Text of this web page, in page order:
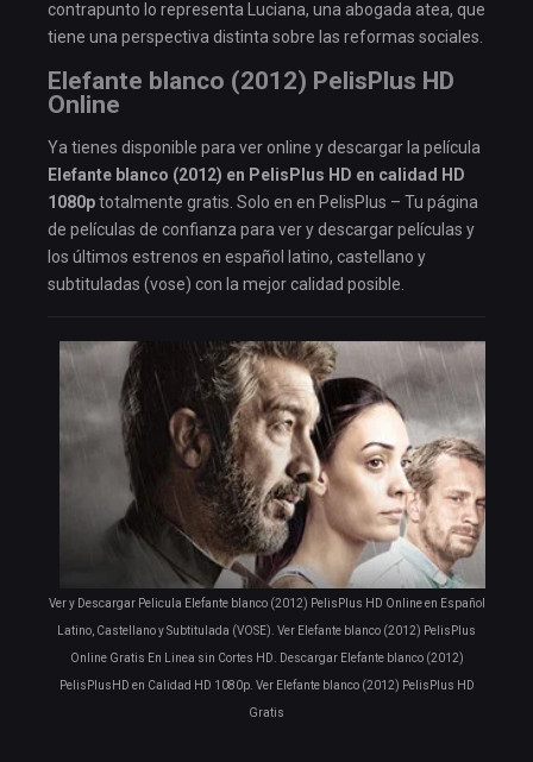
contrapunto lo representa Luciana, una abogada atea, que
tiene una perspectiva distinta sobre las reformas sociales.
Elefante blanco (2012) PelisPlus HD
Online
Ya tienes disponible para ver online y descargar la película
Elefante blanco (2012) en PelisPlus HD en calidad HD
1080ptotalmente gratis. Solo en en PelisPlus – Tu página
de películas de confianza para ver y descargar películas y
los últimos estrenos en español latino, castellano y
subtituladas (vose) con la mejor calidad posible.
Ver y Descargar Pelicula Elefante blanco (2012) PelisPlus HD Online en Español
Latino, Castellano y Subtitulada (VOSE). Ver Elefante blanco (2012) PelisPlus
Online Gratis En Linea sin Cortes HD. Descargar Elefante blanco (2012)
PelisPlusHD en Calidad HD 1080p. Ver Elefante blanco (2012) PelisPlus HD
Gratis